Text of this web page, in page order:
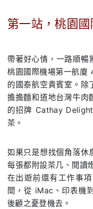
第⼀站，桃園
帶著好⼼情，⼀路順
桃園國際機場第⼀航廈
的國泰航空貴賓室。除
擔擔麵和道地台灣⽜⾁
的招牌 Cathay
茶。
如果只是想找個⻆落休
每張都附設茶⼏、閱讀
在出遊前還有⼯作事
間，從 iMac、印表機
後顧之憂登機去。